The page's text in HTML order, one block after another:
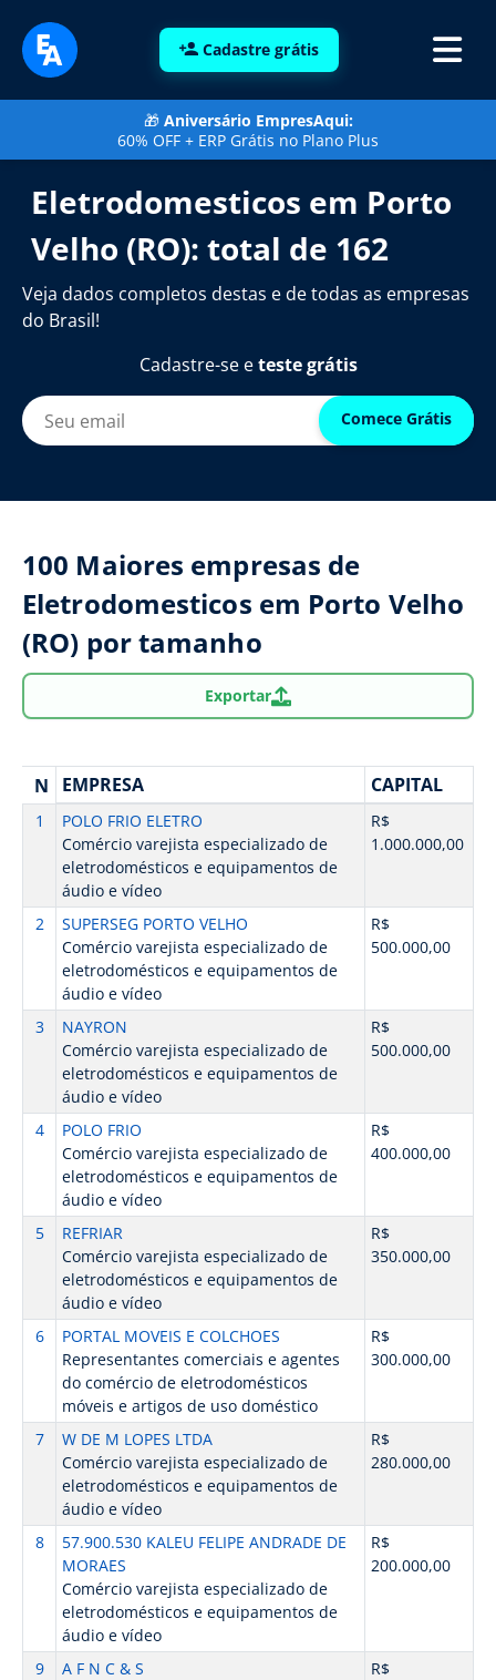
Cadastre grátis
🎁 Aniversário EmpresAqui:
60% OFF + ERP Grátis no Plano Plus
Eletrodomesticos em Porto
Velho (RO): total de 162
Veja dados completos destas e de todas as empresas
do Brasil!
Cadastre-se eteste grátis
Comece Grátis
100 Maiores empresas de
Eletrodomesticos em Porto Velho
(RO) por tamanho
Exportar
N EMPRESA CAPITAL
1
POLO FRIO ELETRO
Comércio varejista especializado de
eletrodomésticos e equipamentos de
áudio e vídeo
R$
1.000.000,00
2
SUPERSEG PORTO VELHO
Comércio varejista especializado de
eletrodomésticos e equipamentos de
áudio e vídeo
R$
500.000,00
3
NAYRON
Comércio varejista especializado de
eletrodomésticos e equipamentos de
áudio e vídeo
R$
500.000,00
4
POLO FRIO
Comércio varejista especializado de
eletrodomésticos e equipamentos de
áudio e vídeo
R$
400.000,00
5
REFRIAR
Comércio varejista especializado de
eletrodomésticos e equipamentos de
áudio e vídeo
R$
350.000,00
6
PORTAL MOVEIS E COLCHOES
Representantes comerciais e agentes
do comércio de eletrodomésticos
móveis e artigos de uso doméstico
R$
300.000,00
7
W DE M LOPES LTDA
Comércio varejista especializado de
eletrodomésticos e equipamentos de
áudio e vídeo
R$
280.000,00
8
57.900.530 KALEU FELIPE ANDRADE DE
MORAES
Comércio varejista especializado de
eletrodomésticos e equipamentos de
áudio e vídeo
R$
200.000,00
9
A F N C & S
R$